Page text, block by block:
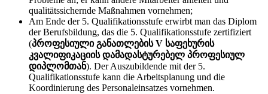
qualitätssichernde Maßnahmen vornehmen;
Am Ende der 5. Qualifikationsstufe erwirbt man das Diplom
der Berufsbildung, das die 5. Qualifikationsstufe zertifiziert
(პროფესიული განათლების V საფეხურის
კვალიფიკაციის დამადასტურებელ პროფესიულ
დიპლომთან). Der Auszubildende mit der 5.
Qualifikationsstufe kann die Arbeitsplanung und die
Koordinierung des Personaleinsatzes vornehmen.